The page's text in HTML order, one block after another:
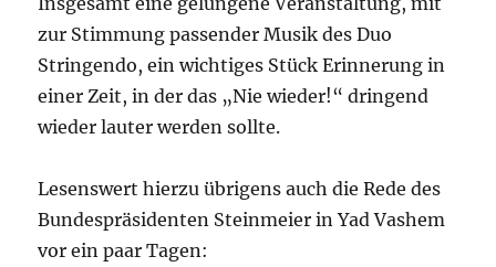
zur Stimmung passender Musik des Duo
Stringendo, ein wichtiges Stück Erinnerung in
einer Zeit, in der das „Nie wieder!“ dringend
wieder lauter werden sollte.
Lesenswert hierzu übrigens auch die Rede des
Bundespräsidenten Steinmeier in Yad Vashem
vor ein paar Tagen: